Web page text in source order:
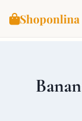
contenu
Shoponlina